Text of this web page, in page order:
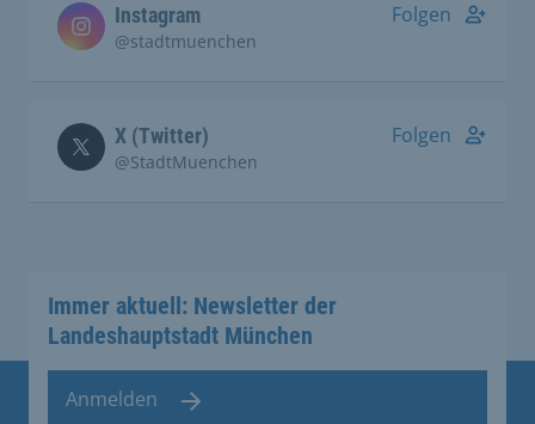
Instagram
@stadtmuenchen
Folgen
X (Twitter)
@StadtMuenchen
Folgen
Immer aktuell: Newsletter der
Landeshauptstadt München
Anmelden